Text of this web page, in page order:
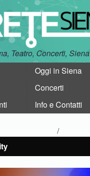
Teatro, Concerti, Siena
Oggi in Siena
Concerti
Info e Contatti
/